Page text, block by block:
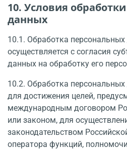
10. Условия
данных
10.1. Обработка
осуществляется с согласия
данных на обработку его
10.2. Обработка
для достижения целей,
международным договором
или законом, для
законодательством
оператора функций,